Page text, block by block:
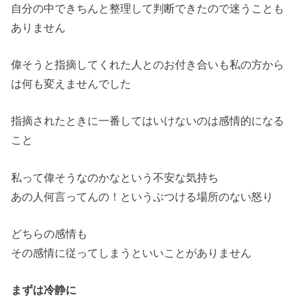
自分の中できちんと整理して判断できたので迷うことも
ありません
偉そうと指摘してくれた人とのお付き合いも私の方から
は何も変えませんでした
指摘されたときに一番してはいけないのは感情的になる
こと
私って偉そうなのかなという不安な気持ち
あの人何言ってんの！というぶつける場所のない怒り
どちらの感情も
その感情に従ってしまうといいことがありません
まずは冷静に